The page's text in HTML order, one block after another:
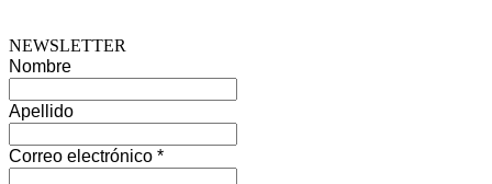
NEWSLETTER
Nombre
Apellido
Correo electrónico *